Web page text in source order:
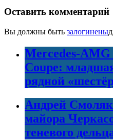
Оставить комментарий
Вы должны быть залогинены
Mercedes-
Coupe:
рядной
Андрей
майора
теневого